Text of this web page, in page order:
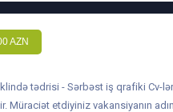
AZN
tədrisi - Sərbəst iş qrafiki Cv-
Müraciət etdiyiniz vakansiyanın